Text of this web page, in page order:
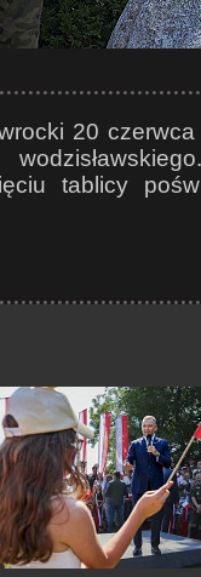
20 czerwca
tablicy